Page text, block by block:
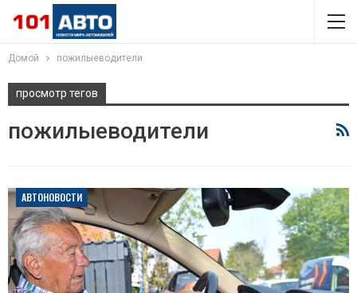
Домой пожилыеводители
просмотр тегов
пожилыеводители
АВТОНОВОСТИ